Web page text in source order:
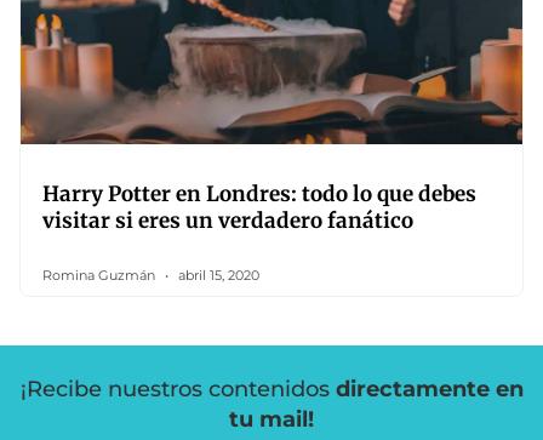
Harry Potter en Londres: todo lo que debes
visitar si eres un verdadero fanático
Romina Guzmán abril 15, 2020
¡Recibe nuestros contenidos directamente en
tu mail!